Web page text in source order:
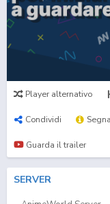
Player alternativo
Condividi
Guarda il trailer
SERVER